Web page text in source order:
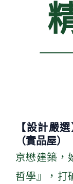
【設計嚴
（實品屋）
京懋建築，
哲學』，打